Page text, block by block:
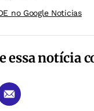
no Google Noticias
essa notícia